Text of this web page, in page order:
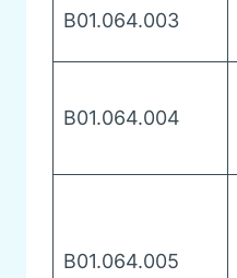
B01.064.003
B01.064.004
B01.064.005